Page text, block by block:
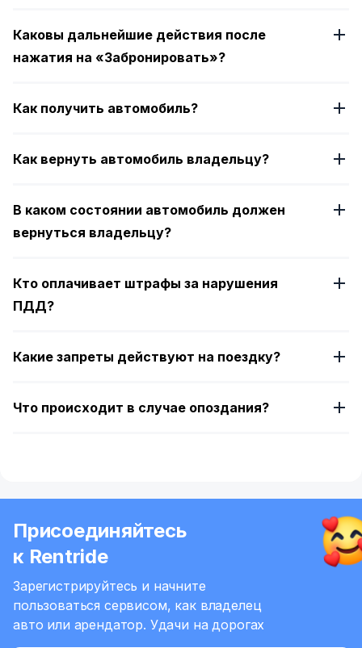
Каковы дальнейшие действия после
нажатия на «Забронировать»?
Как получить автомобиль?
Как вернуть автомобиль владельцу?
В каком состоянии автомобиль должен
вернуться владельцу?
Кто оплачивает штрафы за нарушения
ПДД?
Какие запреты действуют на поездку?
Что происходит в случае опоздания?
Присоединяйтесь
к Rentride
Зарегистрируйтесь и начните
пользоваться сервисом, как владелец
авто или арендатор. Удачи на дорогах